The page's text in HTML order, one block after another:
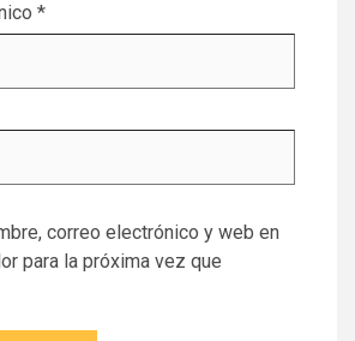
*
correo electrónico y web en
para la próxima vez que